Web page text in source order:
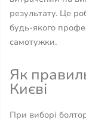
результату. Це
будь-якого
самотужки.
Як
Києві
При виборі